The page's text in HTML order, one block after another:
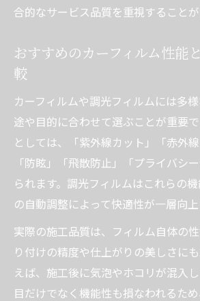
カーフィルムでプライバシ
カーフィルム専門店の施工
カーフィルム選定時の保証
体制
口コミから学ぶカーフィル
合的なサービス品質を重視することが
おすすめのカーフィルム性能
較
カーフィルムや調光フィルムには多
途や目的に合わせて選ぶことが重要
としては、「紫外線カット」「赤外線
「防眩」「飛散防止」「プライバシ
られます。調光フィルムはこれらの
の自動調整によって快適性が一層向上
実際の施工品質は、フィルム自体の
り付けの精度や仕上がりの美しさに
えば、施工後に気泡やホコリが混入
目だけでなく機能性も損なわれるた